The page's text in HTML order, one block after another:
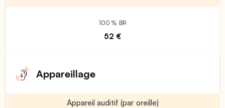
100 % BR
52 €
Appareillage
Appareil auditif (par oreille)